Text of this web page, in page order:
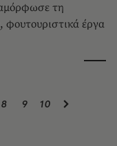
τη
φουτουριστικά έργα
8 9 10